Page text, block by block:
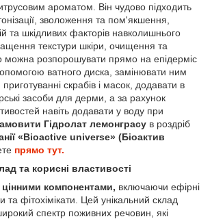
ароматом. Він чудово підходить
зволоження та пом'якшення,
та шкідливих факторів навколишнього
текстури шкіри, очищення та
можна розпорошувати прямо на епідерміс
ватного диска, замінювати ним
скрабів і масок, додавати в
засоби для дерми, а за рахунок
навіть додавати у воду при
Гідролат лемонграсу в роздріб
«Bioactive universe» (Біоактив
прямо тут.
та корисні властивості
компонентами, включаючи ефірні
та фітохімікати. Цей унікальний склад
спектр поживних речовин, які